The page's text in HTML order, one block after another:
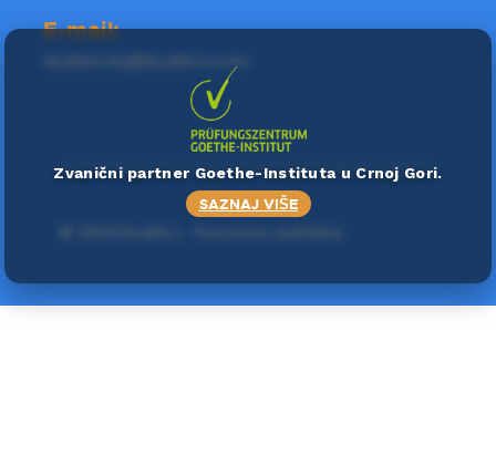
E-mail:
Zvanični partner Goethe-Instituta u Crnoj Gori.
SAZNAJ VIŠE